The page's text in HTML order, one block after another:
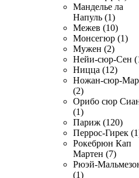
Манделье ла
Напуль (1)
Межев (10)
Монсегюр (1)
Мужен (2)
Нейи-сюр-Сен
Ницца (12)
Ножан-сюр-
(2)
Орибо сюр
(1)
Париж (120)
Перрос-Гирек
Рокебрюн Кап
Мартен (7)
Рюэй-
(1)